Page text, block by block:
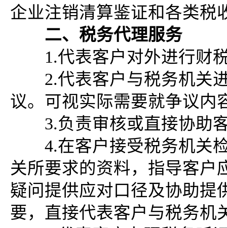
企业注销清算鉴证和各类税
二、税务代理服务
1.代表客户对外进行财
2.代表客户与税务机关进
议。可视实际需要就争议内
3.负责审核或直接协助客
4.在客户接受税务机关检
关所要求的资料，指导客户
疑问提供应对口径及协助提
要，直接代表客户与税务机